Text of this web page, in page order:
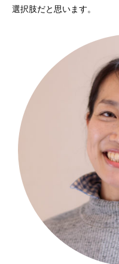
選択肢だと思います。